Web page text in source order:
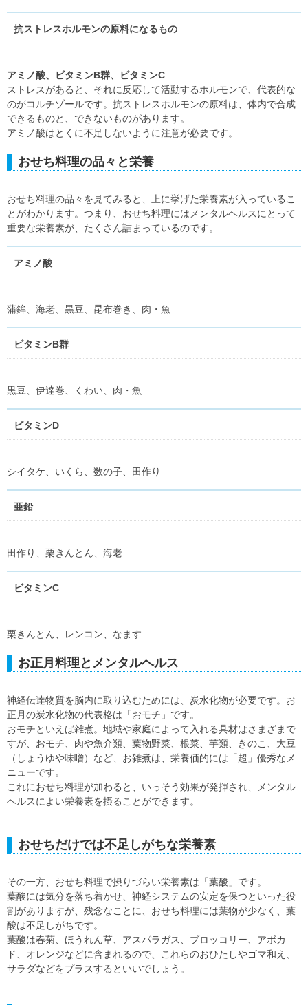
抗ストレスホルモンの原料になるもの
アミノ酸、ビタミンB群、ビタミンC
ストレスがあると、それに反応して活動するホルモンで、代表的な
のがコルチゾールです。抗ストレスホルモンの原料は、体内で合成
できるものと、できないものがあります。
アミノ酸はとくに不足しないように注意が必要です。
おせち料理の品々と栄養
おせち料理の品々を見てみると、上に挙げた栄養素が入っているこ
とがわかります。つまり、おせち料理にはメンタルヘルスにとって
重要な栄養素が、たくさん詰まっているのです。
アミノ酸
蒲鉾、海老、黒豆、昆布巻き、肉・魚
ビタミンB群
黒豆、伊達巻、くわい、肉・魚
ビタミンD
シイタケ、いくら、数の子、田作り
亜鉛
田作り、栗きんとん、海老
ビタミンC
栗きんとん、レンコン、なます
お正月料理とメンタルヘルス
神経伝達物質を脳内に取り込むためには、炭水化物が必要です。お
正月の炭水化物の代表格は「おモチ」です。
おモチといえば雑煮。地域や家庭によって入れる具材はさまざまで
すが、おモチ、肉や魚介類、葉物野菜、根菜、芋類、きのこ、大豆
（しょうゆや味噌）など、お雑煮は、栄養価的には「超」優秀なメ
ニューです。
これにおせち料理が加わると、いっそう効果が発揮され、メンタル
ヘルスによい栄養素を摂ることができます。
おせちだけでは不足しがちな栄養素
その一方、おせち料理で摂りづらい栄養素は「葉酸」です。
葉酸には気分を落ち着かせ、神経システムの安定を保つといった役
割がありますが、残念なことに、おせち料理には葉物が少なく、葉
酸は不足しがちです。
葉酸は春菊、ほうれん草、アスパラガス、ブロッコリー、アボカ
ド、オレンジなどに含まれるので、これらのおひたしやゴマ和え、
サラダなどをプラスするといいでしょう。